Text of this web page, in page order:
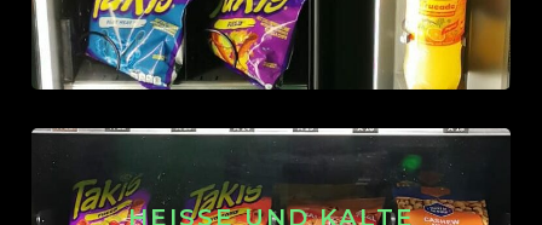
HEISSE UND KALTE G